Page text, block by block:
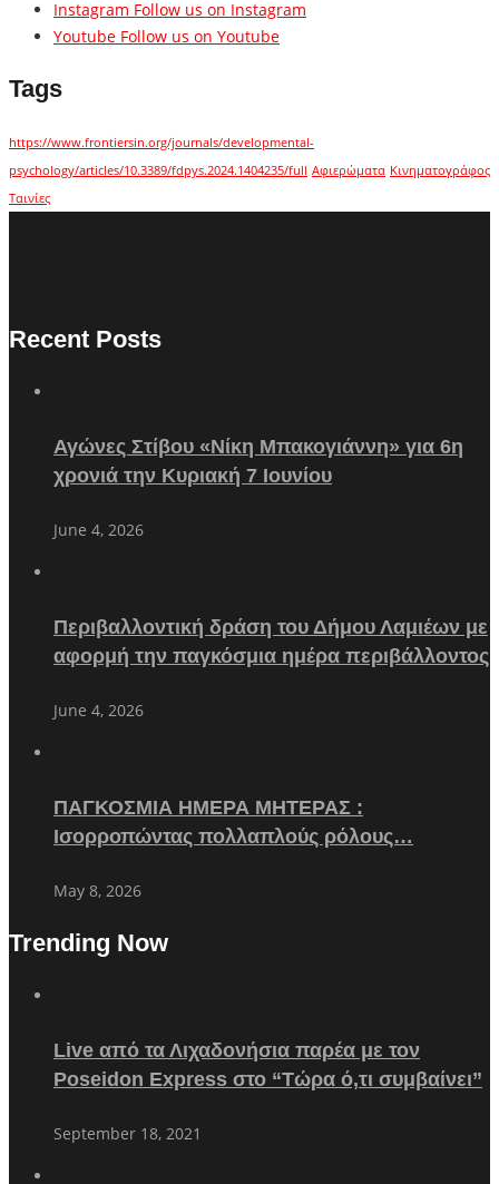
Instagram Follow us on Instagram
Youtube Follow us on Youtube
Tags
https://www.frontiersin.org/journals/developmental-
psychology/articles/10.3389/fdpys.2024.1404235/full Αφιερώματα Κινηματογράφος
Ταινίες
Recent Posts
Αγώνες Στίβου «Νίκη Μπακογιάννη» για 6η
χρονιά την Κυριακή 7 Ιουνίου
June 4, 2026
Περιβαλλοντική δράση του Δήμου Λαμιέων με
αφορμή την παγκόσμια ημέρα περιβάλλοντος
June 4, 2026
ΠΑΓΚΟΣΜΙΑ ΗΜΕΡΑ ΜΗΤΕΡΑΣ :
Ισορροπώντας πολλαπλούς ρόλους…
May 8, 2026
Trending Now
Live από τα Λιχαδονήσια παρέα με τον
Poseidon Express στο “Τώρα ό,τι συμβαίνει”
September 18, 2021